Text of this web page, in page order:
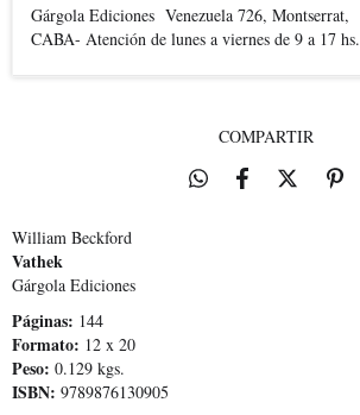
Gárgola Ediciones Venezuela 726, Montserrat,
CABA- Atención de lunes a viernes de 9 a 17 hs.
COMPARTIR
William Beckford
Vathek
Gárgola Ediciones
Páginas: 144
Formato: 12 x 20
Peso: 0.129 kgs.
ISBN: 9789876130905